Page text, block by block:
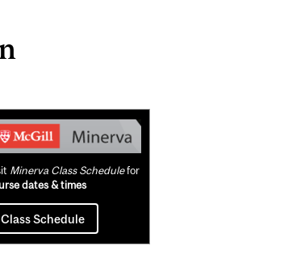
Minerva Class Schedulefor
dates & times
Class Schedule